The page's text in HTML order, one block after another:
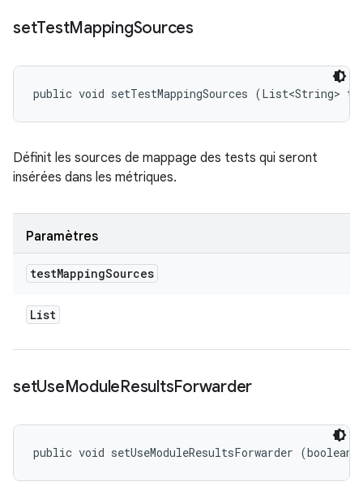
setTestMappingSources
public void setTestMappingSources (List<String>
Définit les sources de mappage des tests qui seront
insérées dans les métriques.
Paramètres
testMappingSources
List
setUseModuleResultsForwarder
public void setUseModuleResultsForwarder (boolean